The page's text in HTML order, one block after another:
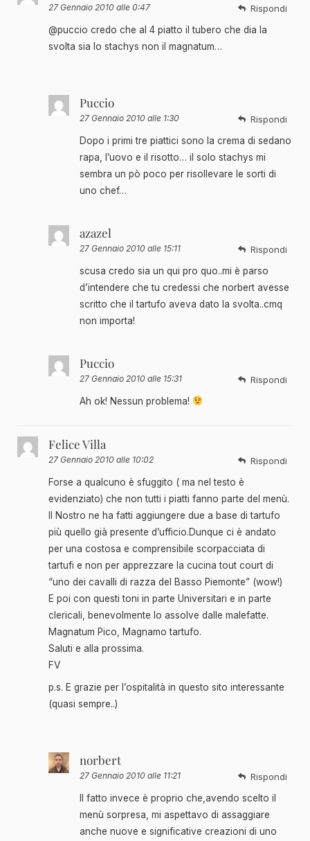
27 Gennaio 2010 alle 0:47
@puccio credo che al 4 piatto il tubero che dia la
svolta sia lo stachys non il magnatum…
Rispondi
Puccio
27 Gennaio 2010 alle 1:30
Dopo i primi tre piattici sono la crema di sedano
rapa, l’uovo e il risotto… il solo stachys mi
sembra un pò poco per risollevare le sorti di
uno chef…
Rispondi
azazel
27 Gennaio 2010 alle 15:11
scusa credo sia un qui pro quo..mi è parso
d’intendere che tu credessi che norbert avesse
scritto che il tartufo aveva dato la svolta..cmq
non importa!
Rispondi
Puccio
27 Gennaio 2010 alle 15:31
Ah ok! Nessun problema!
Rispondi
Felice Villa
27 Gennaio 2010 alle 10:02
Forse a qualcuno è sfuggito ( ma nel testo è
evidenziato) che non tutti i piatti fanno parte del menù.
Il Nostro ne ha fatti aggiungere due a base di tartufo
più quello già presente d’ufficio.Dunque ci è andato
per una costosa e comprensibile scorpacciata di
tartufi e non per apprezzare la cucina tout court di
“uno dei cavalli di razza del Basso Piemonte” (wow!)
E poi con questi toni in parte Universitari e in parte
clericali, benevolmente lo assolve dalle malefatte.
Magnatum Pico, Magnamo tartufo.
Saluti e alla prossima.
FV
p.s. E grazie per l’ospitalità in questo sito interessante
(quasi sempre..)
Rispondi
norbert
27 Gennaio 2010 alle 11:21
Il fatto invece è proprio che,avendo scelto il
menù sorpresa, mi aspettavo di assaggiare
anche nuove e significative creazioni di uno
Rispondi